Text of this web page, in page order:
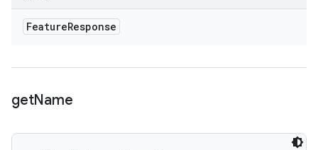
FeatureResponse
getName